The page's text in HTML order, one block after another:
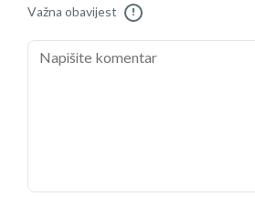
Važna obavijest !